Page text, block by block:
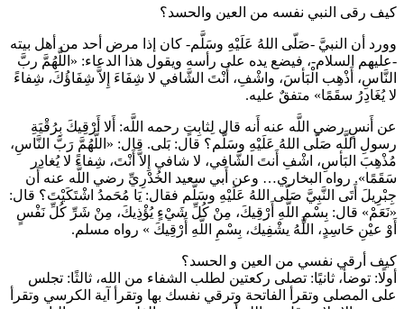
كيف رقى النبي نفسه من العين والحسد؟
وورد أن النبيَّ -صَلّى اللهُ عَلَيْهِ وسَلَّم- كان إذا مرض أحد من أهل بيته
-عليهم السلام-، فيضع يده على رأسه ويقول هذا الدعاء: «اللَّهُمَّ ربَّ
النَّاسِ، أَذْهِب الْبَأسَ، واشْفِ، أَنْتَ الشَّافي لا شِفَاءَ إِلاَّ شِفَاؤُكَ، شِفاءً
لا يُغَادِرُ سقَمًا» متفقٌ عليه.
عن أَنسٍ رضي اللَّه عنه أَنه قال لِثابِتٍ رحمه اللَّه: أَلا أَرْقِيكَ بِرُقْيَةِ
رسولِ اللَّه صَلّى اللهُ عَلَيْهِ وسَلَّم؟ قال: بَلى. قال: «اللَّهُمَّ رَبَّ النَّاسِ،
مُذْهِبَ البَأسِ، اشْفِ أَنتَ الشَّافي، لا شافي إِلاَّ أَنْتَ، شِفاءً لا يُغادِر
سَقَمًا». رواه البخاري… وعن أَبي سعيد الخُدْرِيِّ رضي اللَّه عنه أَن
جِبْرِيلَ أَتَى النَّبِيَّ صَلّى اللهُ عَلَيْهِ وسَلَّم فقال: يَا مُحَمدُ اشْتَكَيْتَ؟ قال:
«نَعَمْ» قال: بِسْمِ اللَّهِ أَرْقِيكَ، مِنْ كُلِّ شَيْءٍ يُؤْذِيكَ، مِنْ شَرِّ كُلِّ نَفْسٍ
أَوْ عيْنِ حَاسِدٍ، اللَّهُ يشْفِيك، بِسْمِ اللَّهِ أَرْقِيكَ » رواه مسلم.
كيف أرقي نفسي من العين و الحسد؟
أولًا: توضأ، ثانيًا: تصلى ركعتين لطلب الشفاء من الله، ثالثًا: تجلس
على المصلى وتقرأ الفاتحة وترقي نفسك بها وتقرأ آية الكرسي وتقرأ